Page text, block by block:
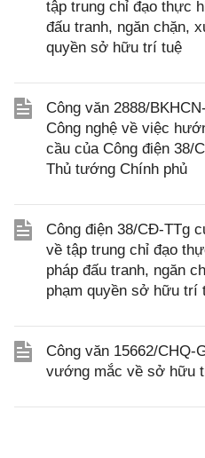
tập trung chỉ đạo thực
đấu tranh, ngăn chặn,
quyền sở hữu trí tuệ
Công văn 2888/
Công nghệ về việc
cầu của Công điện 38/
Thủ tướng Chính phủ
Công điện 38/CĐ-TTg
về tập trung chỉ đạo
pháp đấu tranh, ngăn
phạm quyền sở hữu trí
Công văn 15662/CHQ-
vướng mắc về sở hữu